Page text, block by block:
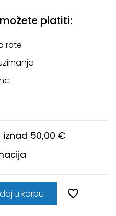
platiti:
rate
50,00 €
u korpu